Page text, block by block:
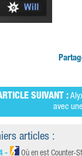
SUIVANT :
avec
articles :
-
Où en est Counter-